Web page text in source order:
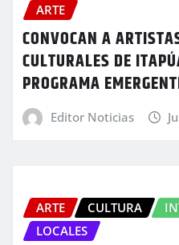
ARTE
CONVOCAN A
CULTURALES DE
PROGRAMA
Editor Noticias
ARTE CULTURA
LOCALES